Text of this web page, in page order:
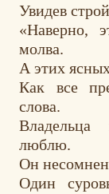
Увидев
«Наверно,
молва.
А этих
Как все
слова.
люблю.
Он
Один